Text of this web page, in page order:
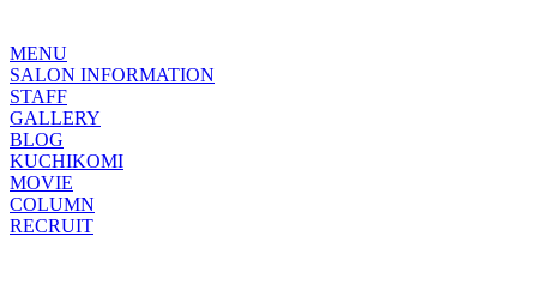
MENU
SALON INFORMATION
STAFF
GALLERY
BLOG
KUCHIKOMI
MOVIE
COLUMN
RECRUIT